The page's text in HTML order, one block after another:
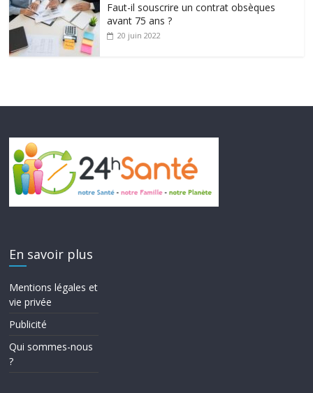
Faut-il souscrire un contrat obsèques
avant 75 ans ?
20 juin 2022
En savoir plus
Mentions légales et
vie privée
Publicité
Qui sommes-nous
?